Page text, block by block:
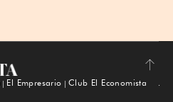
Subir
El Empresario
Club El Economista